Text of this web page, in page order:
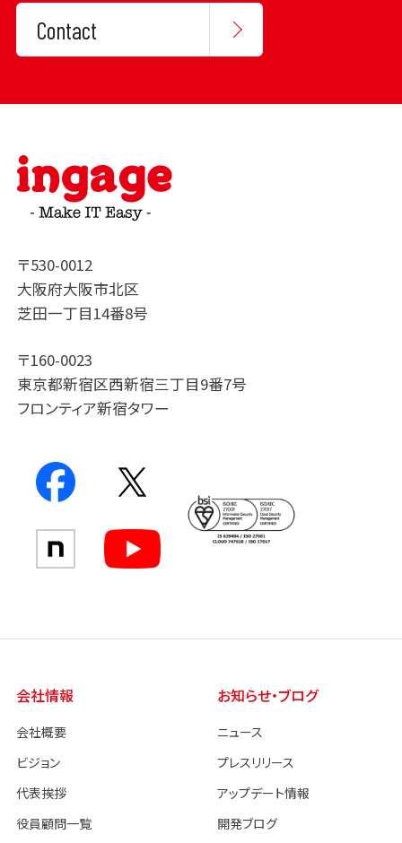
Contact
〒530-0012
大阪府大阪市北区
芝田一丁目14番8号
〒160-0023
東京都新宿区西新宿三丁目9番7号
フロンティア新宿タワー
会社情報
会社概要
ビジョン
代表挨拶
役員顧問一覧
お知らせ・ブログ
ニュース
プレスリリース
アップデート情報
開発ブログ